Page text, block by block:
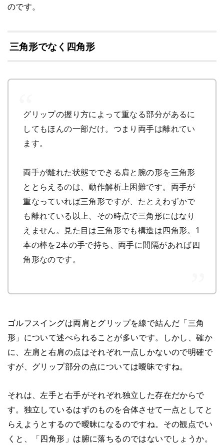
のです。
三角形でなく四角形
グリップの握り方によって重なる部分があるに
してもほんの一部だけ。つまり両手は離れてい
ます。
両手が離れた状態でできる肩と腕の形を三角形
ととらえるのは、動作解析上困難です。両手が
重なっていれば三角形ですが、たとえわずかで
も離れている以上、その時点で三角形にはなり
えません。見た目は三角形でも構造は四角形。1
本の棒を2本の手で持ち、両手に間隔があれば四
角形なのです。
ゴルフスイングは両肩とグリップを線で結んだ「三角
形」について述べられることが多いです。しかし、確か
に、左肩と右肩の点はそれぞれ一点しかないので明確で
すが、グリップ部分の点については曖昧ですね。
それは、左手と右手がそれぞれ独立した存在だからで
す。独立しているはずのものを合体させて一点としてと
らえようとするので曖昧になるのですね。その観点でい
くと、「四角形」は腑に落ちるのではないでしょうか。